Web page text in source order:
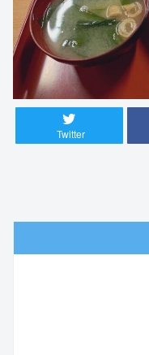
Twitter